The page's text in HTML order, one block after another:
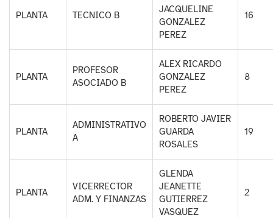
PLANTA TECNICO B
JACQUELINE
GONZALEZ
PEREZ
16
PLANTA
PROFESOR
ASOCIADO B
ALEX RICARDO
GONZALEZ
PEREZ
8
PLANTA
ADMINISTRATIVO
A
ROBERTO JAVIER
GUARDA
ROSALES
19
PLANTA
VICERRECTOR
ADM. Y FINANZAS
GLENDA
JEANETTE
GUTIERREZ
VASQUEZ
2